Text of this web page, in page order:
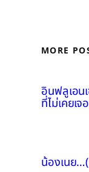
MORE
อินฟลูเอน
ที่ไม่เคยเจ
น้องเนย